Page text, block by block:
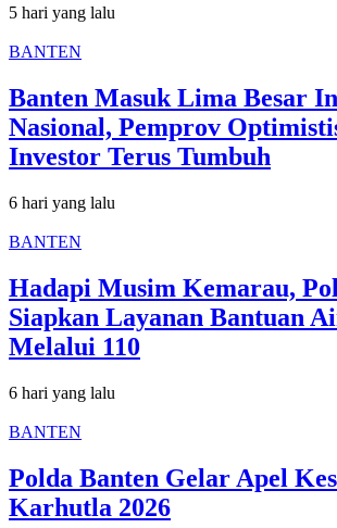
5 hari yang lalu
BANTEN
Banten Masuk Lima Besar
Nasional, Pemprov
Investor Terus Tumbuh
6 hari yang lalu
BANTEN
Hadapi Musim Kemarau,
Siapkan Layanan Bantuan
Melalui 110
6 hari yang lalu
BANTEN
Polda Banten Gelar Apel
Karhutla 2026